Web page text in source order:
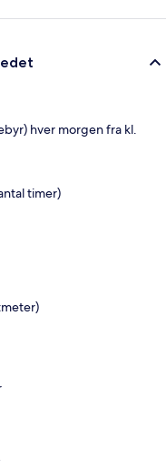
hver morgen fra kl.
timer)